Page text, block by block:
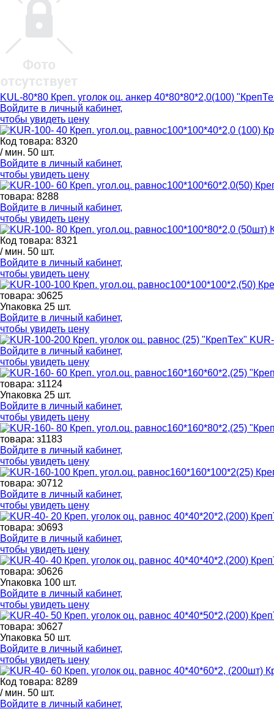
KUL-80*80 Креп. уголок оц. анкер 40*80*80*2,0(100)
Войдите в личный кабинет,
чтобы увидеть цену
Код товара: 8320
/ мин. 50 шт.
Войдите в личный кабинет,
чтобы увидеть цену
товара: 8288
Войдите в личный кабинет,
чтобы увидеть цену
Код товара: 8321
/ мин. 50 шт.
Войдите в личный кабинет,
чтобы увидеть цену
товара: з0625
Упаковка 25 шт.
Войдите в личный кабинет,
чтобы увидеть цену
Войдите в личный кабинет,
чтобы увидеть цену
товара: з1124
Упаковка 25 шт.
Войдите в личный кабинет,
чтобы увидеть цену
товара: з1183
Войдите в личный кабинет,
чтобы увидеть цену
товара: з0712
Войдите в личный кабинет,
чтобы увидеть цену
товара: з0693
Войдите в личный кабинет,
чтобы увидеть цену
товара: з0626
Упаковка 100 шт.
Войдите в личный кабинет,
чтобы увидеть цену
товара: з0627
Упаковка 50 шт.
Войдите в личный кабинет,
чтобы увидеть цену
Код товара: 8289
/ мин. 50 шт.
Войдите в личный кабинет,